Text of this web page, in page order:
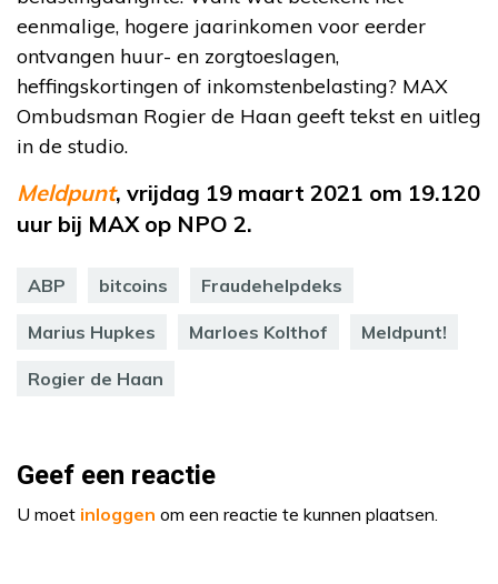
eenmalige, hogere jaarinkomen voor eerder
ontvangen huur- en zorgtoeslagen,
heffingskortingen of inkomstenbelasting? MAX
Ombudsman Rogier de Haan geeft tekst en uitleg
in de studio.
Meldpunt, vrijdag 19 maart 2021 om 19.120
uur bij MAX op NPO 2.
ABP bitcoins Fraudehelpdeks
Marius Hupkes Marloes Kolthof Meldpunt!
Rogier de Haan
Geef een reactie
U moet inloggen om een reactie te kunnen plaatsen.